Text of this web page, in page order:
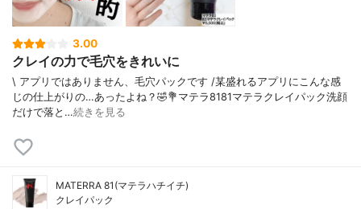
3.00
クレイの力で毛穴をきれいに
\ アプリではありません、毛穴パックです /⁡⁡某盛れるアプリにこんな感
じの仕上がりの…あったよね？🤣⁡⁡⁡💐マテラ8181マテラクレイパック⁡⁡洗顔
だけで落と…続きを見る
MATERRA 81(マテラハチイチ)
クレイパック